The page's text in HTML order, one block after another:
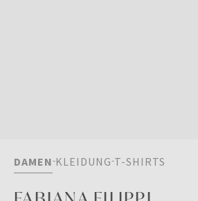
DAMEN KLEIDUNG T-SHIRTS